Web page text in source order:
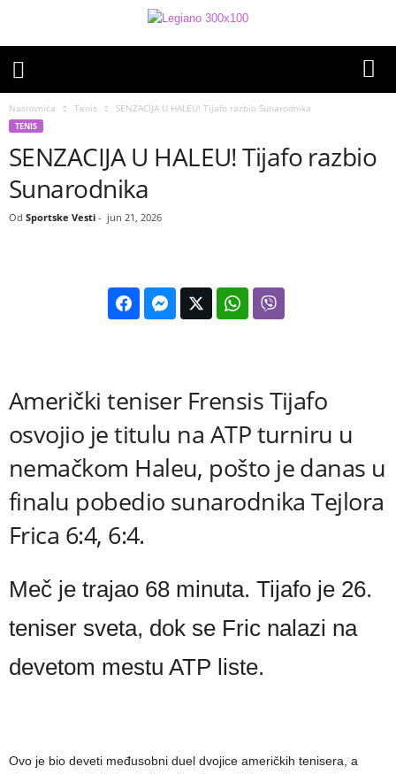
Naslovnica Tenis SENZACIJA U HALEU! Tijafo razbio Sunarodnika
TENIS
SENZACIJA U HALEU! Tijafo razbio
Sunarodnika
Od Sportske Vesti - jun 21, 2026
Američki teniser Frensis Tijafo
osvojio je titulu na ATP turniru u
nemačkom Haleu, pošto je danas u
finalu pobedio sunarodnika Tejlora
Frica 6:4, 6:4.
Meč je trajao 68 minuta. Tijafo je 26.
teniser sveta, dok se Fric nalazi na
devetom mestu ATP liste.
Ovo je bio deveti međusobni duel dvojice američkih tenisera, a